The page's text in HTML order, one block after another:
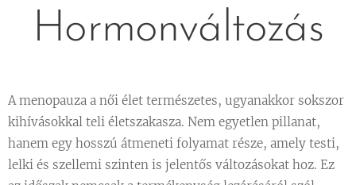
Hormonváltozás
A menopauza a női élet természetes, ugyanakkor sokszor
kihívásokkal teli életszakasza. Nem egyetlen pillanat,
hanem egy hosszú átmeneti folyamat része, amely testi,
lelki és szellemi szinten is jelentős változásokat hoz. Ez